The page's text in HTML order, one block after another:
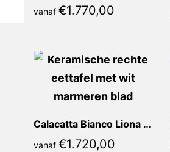
vanaf €1.770,00
Calacatta Bianco Liona Recht
vanaf €1.720,00